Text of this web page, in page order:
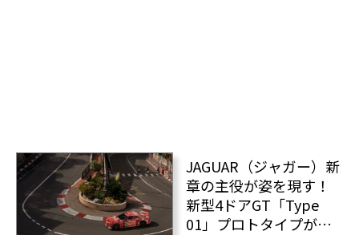
JAGUAR（ジャガー）新
章の主役が姿を現す！
新型4ドアGT「Type
01」プロトタイプがモ